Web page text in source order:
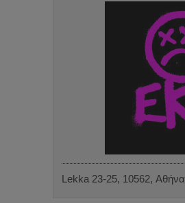
Lekka 23-25, 10562, Αθήνα